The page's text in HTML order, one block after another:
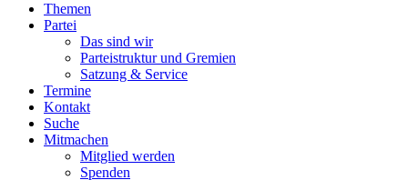
Themen
Partei
Das sind wir
Parteistruktur und Gremien
Satzung & Service
Termine
Kontakt
Suche
Mitmachen
Mitglied werden
Spenden